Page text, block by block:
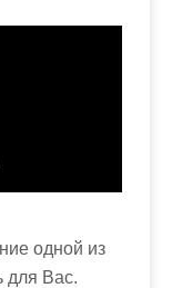
одной из
для Вас.